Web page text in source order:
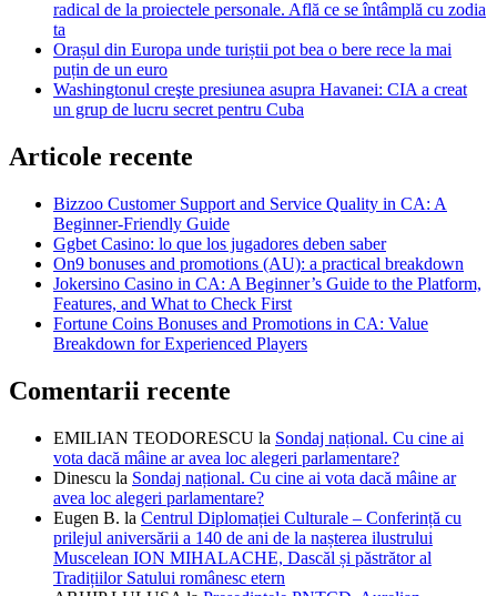
radical de la proiectele personale. Află ce se întâmplă cu zodia
ta
Orașul din Europa unde turiștii pot bea o bere rece la mai
puțin de un euro
Washingtonul creşte presiunea asupra Havanei: CIA a creat
un grup de lucru secret pentru Cuba
Articole recente
Bizzoo Customer Support and Service Quality in CA: A
Beginner-Friendly Guide
Ggbet Casino: lo que los jugadores deben saber
On9 bonuses and promotions (AU): a practical breakdown
Jokersino Casino in CA: A Beginner’s Guide to the Platform,
Features, and What to Check First
Fortune Coins Bonuses and Promotions in CA: Value
Breakdown for Experienced Players
Comentarii recente
EMILIAN TEODORESCU la Sondaj național. Cu cine ai
vota dacă mâine ar avea loc alegeri parlamentare?
Dinescu la Sondaj național. Cu cine ai vota dacă mâine ar
avea loc alegeri parlamentare?
Eugen B. la Centrul Diplomației Culturale – Conferință cu
prilejul aniversării a 140 de ani de la nașterea ilustrului
Muscelean ION MIHALACHE, Dascăl și păstrător al
Tradițiilor Satului românesc etern